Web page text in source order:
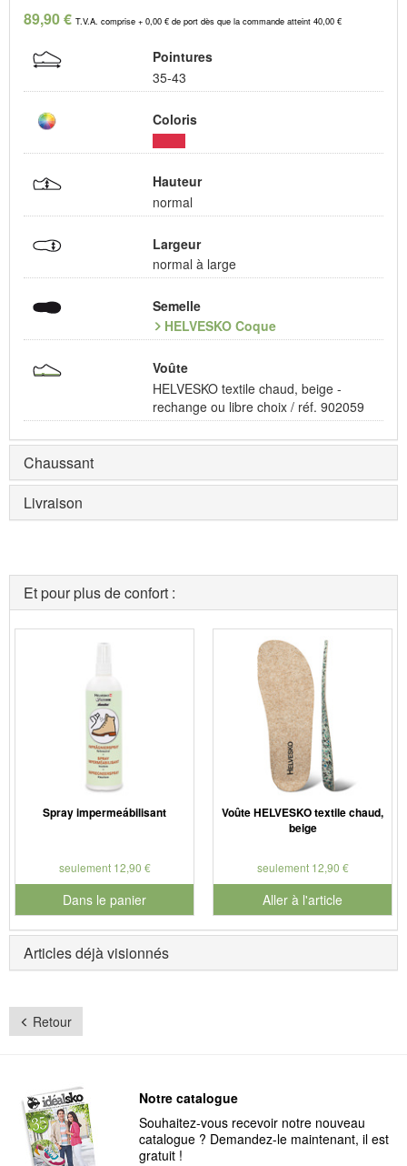
89,90 € T.V.A. comprise + 0,00 € de port dès que la commande atteint 40,00 €
Pointures
35-43
Coloris
Hauteur
normal
Largeur
normal à large
Semelle
HELVESKO Coque
Voûte
HELVESKO textile chaud, beige -
rechange ou libre choix / réf. 902059
Chaussant
Livraison
Et pour plus de confort :
Spray impermeábilisant
seulement 12,90 €
Dans le panier
pour le numéro de produit 901126
Voûte HELVESKO textile chaud,
beige
seulement 12,90 €
Aller à l'article
Articles déjà visionnés
Retour
Notre catalogue
Souhaitez-vous recevoir notre nouveau
catalogue ? Demandez-le maintenant, il est
gratuit !